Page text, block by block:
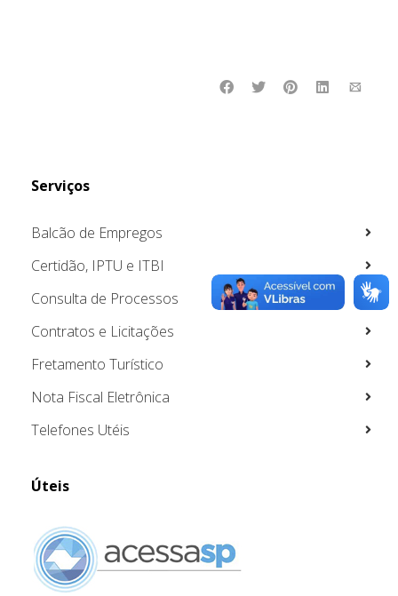
Serviços
Balcão de Empregos
Certidão, IPTU e ITBI
Consulta de Processos
Contratos e Licitações
Fretamento Turístico
Nota Fiscal Eletrônica
Telefones Utéis
Úteis